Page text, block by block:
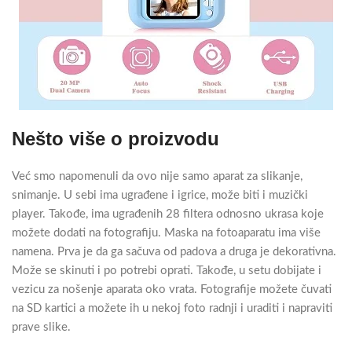
Nešto više o proizvodu
Već smo napomenuli da ovo nije samo aparat za slikanje,
snimanje. U sebi ima ugrađene i igrice, može biti i muzički
player. Takođe, ima ugrađenih 28 filtera odnosno ukrasa koje
možete dodati na fotografiju. Maska na fotoaparatu ima više
namena. Prva je da ga sačuva od padova a druga je dekorativna.
Može se skinuti i po potrebi oprati. Takođe, u setu dobijate i
vezicu za nošenje aparata oko vrata. Fotografije možete čuvati
na SD kartici a možete ih u nekoj foto radnji i uraditi i napraviti
prave slike.